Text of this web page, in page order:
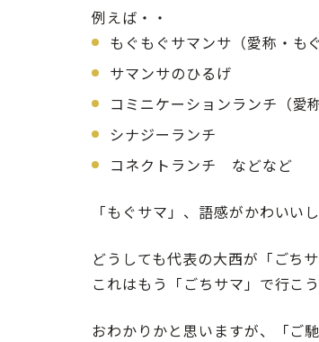
例えば・・
もぐもぐサマンサ（愛称・もぐ
サマンサのひるげ
コミニケーションランチ（愛
シナジーランチ
コネクトランチ などなど
「もぐサマ」、語感がかわいい
どうしても代表の大西が「ごち
これはもう「ごちサマ」で行こ
おわかりかと思いますが、「ご